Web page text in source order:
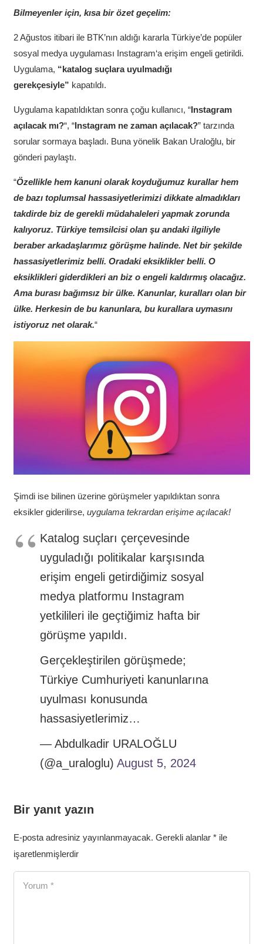
Bilmeyenler için, kısa bir özet geçelim:
2 Ağustos itibari ile BTK’nın aldığı kararla Türkiye’de popüler
sosyal medya uygulaması Instagram‘a erişim engeli getirildi.
Uygulama, “katalog suçlara uyulmadığı
gerekçesiyle” kapatıldı.
Uygulama kapatıldıktan sonra çoğu kullanıcı, “Instagram
açılacak mı?“, “Instagram ne zaman açılacak?” tarzında
sorular sormaya başladı. Buna yönelik Bakan Uraloğlu, bir
gönderi paylaştı.
“Özellikle hem kanuni olarak koyduğumuz kurallar hem
de bazı toplumsal hassasiyetlerimizi dikkate almadıkları
takdirde biz de gerekli müdahaleleri yapmak zorunda
kalıyoruz. Türkiye temsilcisi olan şu andaki ilgiliyle
beraber arkadaşlarımız görüşme halinde. Net bir şekilde
hassasiyetlerimiz belli. Oradaki eksiklikler belli. O
eksiklikleri giderdikleri an biz o engeli kaldırmış olacağız.
Ama burası bağımsız bir ülke. Kanunlar, kuralları olan bir
ülke. Herkesin de bu kanunlara, bu kurallara uymasını
istiyoruz net olarak.“
Şimdi ise bilinen üzerine görüşmeler yapıldıktan sonra
eksikler giderilirse, uygulama tekrardan erişime açılacak!
Katalog suçları çerçevesinde
uyguladığı politikalar karşısında
erişim engeli getirdiğimiz sosyal
medya platformu Instagram
yetkilileri ile geçtiğimiz hafta bir
görüşme yapıldı.
Gerçekleştirilen görüşmede;
Türkiye Cumhuriyeti kanunlarına
uyulması konusunda
hassasiyetlerimiz…
— Abdulkadir URALOĞLU
(@a_uraloglu) August 5, 2024
Bir yanıt yazın
E-posta adresiniz yayınlanmayacak. Gerekli alanlar *ile
işaretlenmişlerdir